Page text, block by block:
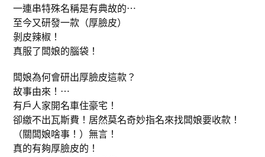
一連串特殊名稱是有典故的⋯
至今又研發一款（厚臉皮）
剝皮辣椒！
真服了闆娘的腦袋！
闆娘為何會研出厚臉皮這款？
故事由來！⋯
有戶人家開名車住豪宅！
卻繳不出瓦斯費！居然莫名奇妙指名來找闆娘要收款！
（關闆娘啥事！）無言！
真的有夠厚臉皮的！